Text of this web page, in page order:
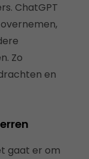
ChatGPT
Zo
en
gaat er om